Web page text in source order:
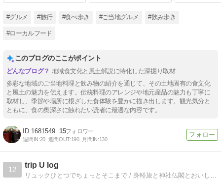
#グルメ #旅行 #食べ歩き #ご当地グルメ #飲み歩き
#ローカルフード
このブログのここがポイント
地域食文化と風土解説に特化した深掘り取材
多彩な地域のご当地料理と飲み物の紹介を通じて、その土地固有の食文化
と風土の魅力を伝えます。伝統料理のアレンジや地元産品の魅力も丁寧に
取材し、季節や場所に根ざした食体験を豊かに描き出します。観光気分と
ともに、食の奥深さに触れたい読者に最適な内容です。
1681549 15
週間IN:20 週間OUT:190 月間IN:130
12
trip U log
リュックひとつでちょっとそこまで / 身軽旅と神社仏閣とおいしいもの。